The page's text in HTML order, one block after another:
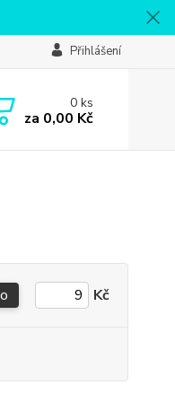
Přihlášení
0ks
za 0,00 Kč
Kč